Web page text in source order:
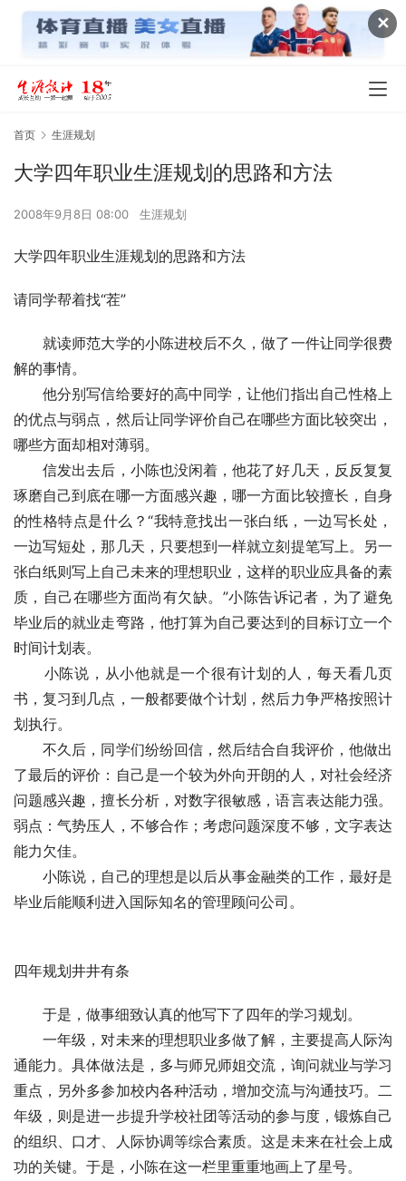
✕
首页 生涯规划
大学四年职业生涯规划的思路和方法
2008年9月8日 08:00 生涯规划
大学四年职业生涯规划的思路和方法
请同学帮着找“茬”
就读师范大学的小陈进校后不久，做了一件让同学很费
解的事情。
他分别写信给要好的高中同学，让他们指出自己性格上
的优点与弱点，然后让同学评价自己在哪些方面比较突出，
哪些方面却相对薄弱。
信发出去后，小陈也没闲着，他花了好几天，反反复复
琢磨自己到底在哪一方面感兴趣，哪一方面比较擅长，自身
的性格特点是什么？“我特意找出一张白纸，一边写长处，
一边写短处，那几天，只要想到一样就立刻提笔写上。另一
张白纸则写上自己未来的理想职业，这样的职业应具备的素
质，自己在哪些方面尚有欠缺。”小陈告诉记者，为了避免
毕业后的就业走弯路，他打算为自己要达到的目标订立一个
时间计划表。
小陈说，从小他就是一个很有计划的人，每天看几页
书，复习到几点，一般都要做个计划，然后力争严格按照计
划执行。
不久后，同学们纷纷回信，然后结合自我评价，他做出
了最后的评价：自己是一个较为外向开朗的人，对社会经济
问题感兴趣，擅长分析，对数字很敏感，语言表达能力强。
弱点：气势压人，不够合作；考虑问题深度不够，文字表达
能力欠佳。
小陈说，自己的理想是以后从事金融类的工作，最好是
毕业后能顺利进入国际知名的管理顾问公司。
四年规划井井有条
于是，做事细致认真的他写下了四年的学习规划。
一年级，对未来的理想职业多做了解，主要提高人际沟
通能力。具体做法是，多与师兄师姐交流，询问就业与学习
重点，另外多参加校内各种活动，增加交流与沟通技巧。二
年级，则是进一步提升学校社团等活动的参与度，锻炼自己
的组织、口才、人际协调等综合素质。这是未来在社会上成
功的关键。于是，小陈在这一栏里重重地画上了星号。